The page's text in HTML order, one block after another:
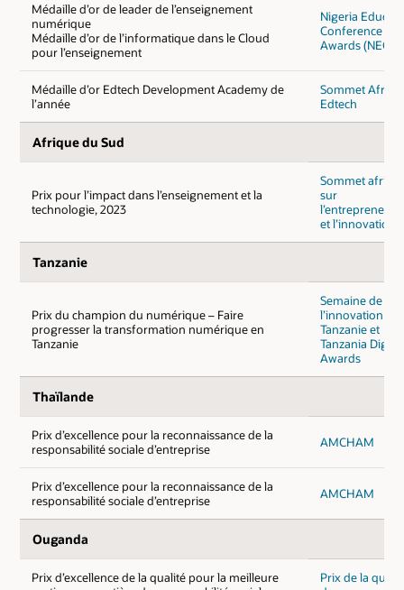
Médaille d’or de leader de l’enseignement
numérique
Médaille d’or de l’informatique dans le Cloud
pour l’enseignement
Nigeria
Conference
Awards (NECA)
Médaille d’or Edtech Development Academy de
l’année
Sommet Afritex
Edtech
Afrique du Sud
Prix pour l’impact dans l’enseignement et la
technologie, 2023
Sommet
sur
et l’innovation
Tanzanie
Prix du champion du numérique – Faire
progresser la transformation numérique en
Tanzanie
Semaine de
l’innovation en
Tanzanie et
Tanzania Digital
Awards
Thaïlande
Prix d’excellence pour la reconnaissance de la
responsabilité sociale d’entreprise
AMCHAM
Prix d’excellence pour la reconnaissance de la
responsabilité sociale d’entreprise
AMCHAM
Ouganda
Prix d’excellence de la qualité pour la meilleure
Prix de la